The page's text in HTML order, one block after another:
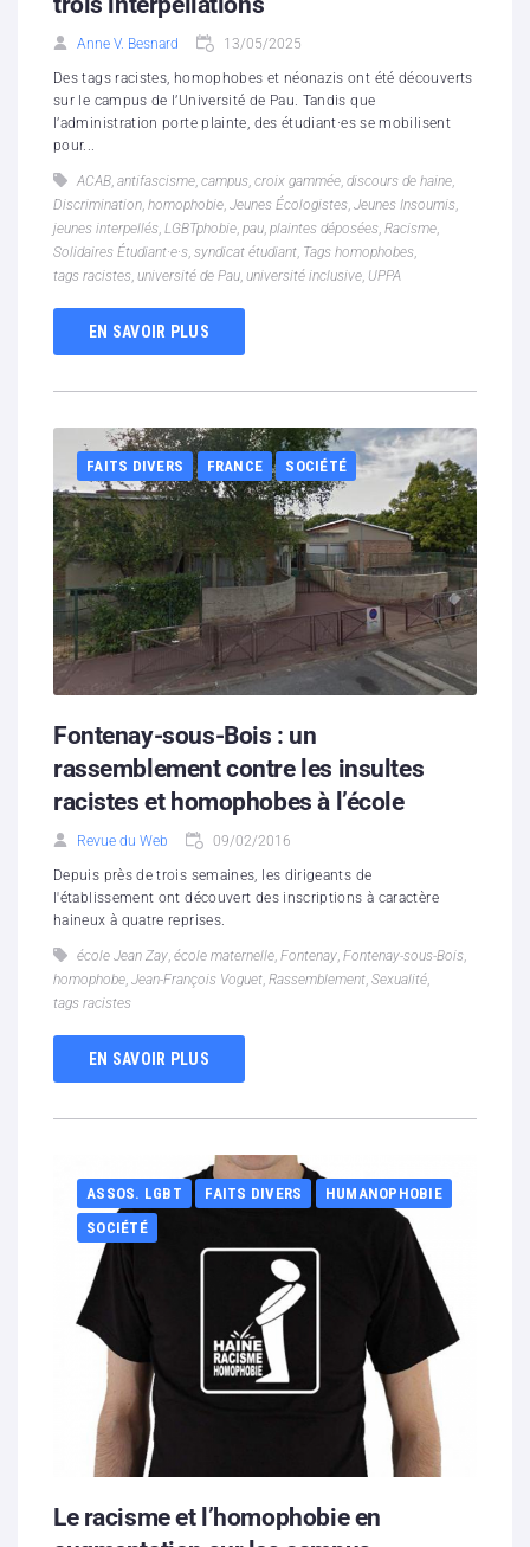
Anne V. Besnard 13/05/2025
Des tags racistes, homophobes et néonazis ont été découverts
sur le campus de l’Université de Pau. Tandis que
l’administration porte plainte, des étudiant·es se mobilisent
pour...
ACAB, antifascisme, campus, croix gammée, discours de haine,
Discrimination, homophobie, Jeunes Écologistes, Jeunes Insoumis,
jeunes interpellés, LGBTphobie, pau, plaintes déposées, Racisme,
Solidaires Étudiant·e·s, syndicat étudiant, Tags homophobes,
tags racistes, université de Pau, université inclusive, UPPA
EN SAVOIR PLUS
FAITS DIVERS FRANCE SOCIÉTÉ
Fontenay-sous-Bois : un
rassemblement contre les insultes
racistes et homophobes à l’école
Revue du Web 09/02/2016
Depuis près de trois semaines, les dirigeants de
l'établissement ont découvert des inscriptions à caractère
haineux à quatre reprises.
école Jean Zay, école maternelle, Fontenay, Fontenay-sous-Bois,
homophobe, Jean-François Voguet, Rassemblement, Sexualité,
tags racistes
EN SAVOIR PLUS
ASSOS. LGBT FAITS DIVERS
HUMANOPHOBIE
SOCIÉTÉ
Le racisme et l’homophobie en